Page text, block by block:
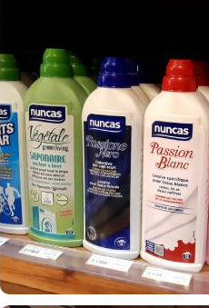
LESSIVES